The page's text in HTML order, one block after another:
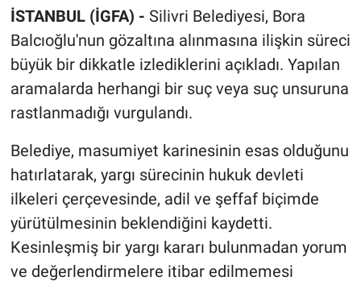
İSTANBUL (İGFA) - Silivri Belediyesi, Bora
Balcıoğlu'nun gözaltına alınmasına ilişkin süreci
büyük bir dikkatle izlediklerini açıkladı. Yapılan
aramalarda herhangi bir suç veya suç unsuruna
rastlanmadığı vurgulandı.
Belediye, masumiyet karinesinin esas olduğunu
hatırlatarak, yargı sürecinin hukuk devleti
ilkeleri çerçevesinde, adil ve şeffaf biçimde
yürütülmesinin beklendiğini kaydetti.
Kesinleşmiş bir yargı kararı bulunmadan yorum
ve değerlendirmelere itibar edilmemesi